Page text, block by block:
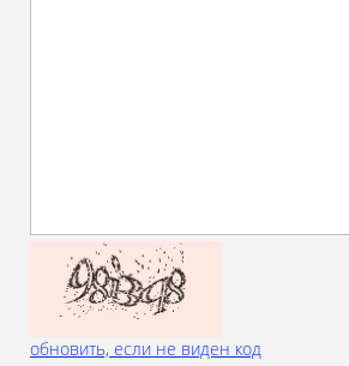
обновить, если не виден код